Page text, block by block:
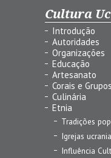
Cultura
Introdução
Autoridades
Organizações
Educação
Artesanato
Corais e
Culinária
Etnia
Tradições
Igrejas
Influência